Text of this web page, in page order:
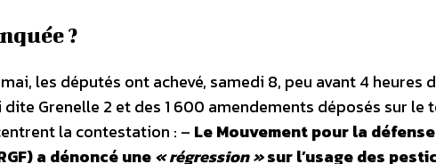
?
les députés ont achevé, samedi 8, peu avant 4 heures
Grenelle 2 et des 1 600 amendements déposés sur le
la contestation : – Le Mouvement pour la
a dénoncé une« régression »sur l’usage des